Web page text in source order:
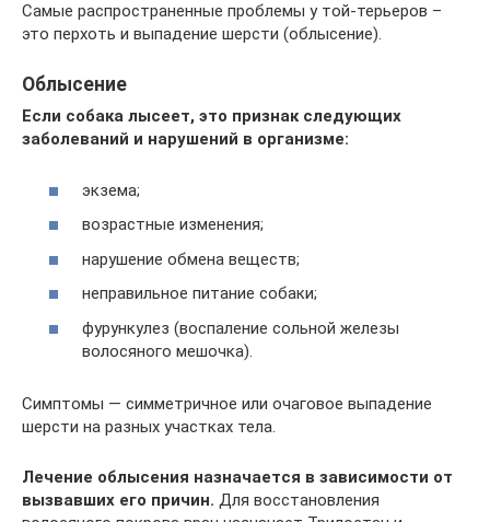
Самые распространенные проблемы у той-терьеров –
это перхоть и выпадение шерсти (облысение).
Облысение
Если собака лысеет, это признак следующих
заболеваний и нарушений в организме:
экзема;
возрастные изменения;
нарушение обмена веществ;
неправильное питание собаки;
фурункулез (воспаление сольной железы
волосяного мешочка).
Симптомы — симметричное или очаговое выпадение
шерсти на разных участках тела.
Лечение облысения назначается в зависимости от
вызвавших его причин. Для восстановления